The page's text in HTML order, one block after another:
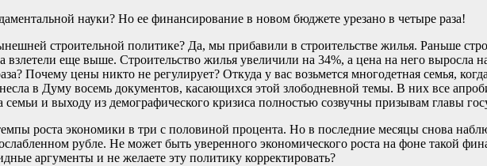
науки? Но ее финансирование в новом бюджете урезано в четыре раза!
строительной политике? Да, мы прибавили в строительстве жилья. Раньше
взлетели еще выше. Строительство жилья увеличили на 34%, а цена на него
Почему цены никто не регулирует? Откуда у вас возьмется многодетная семья,
в Думу восемь документов, касающихся этой злободневной темы. В них все
и выходу из демографического кризиса полностью созвучны призывам главы
роста экономики в три с половиной процента. Но в последние месяцы снова
рубле. Не может быть уверенного экономического роста на фоне такой
аргументы и не желаете эту политику корректировать?